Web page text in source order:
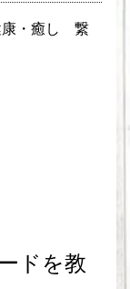
・癒し
繋
ドを教